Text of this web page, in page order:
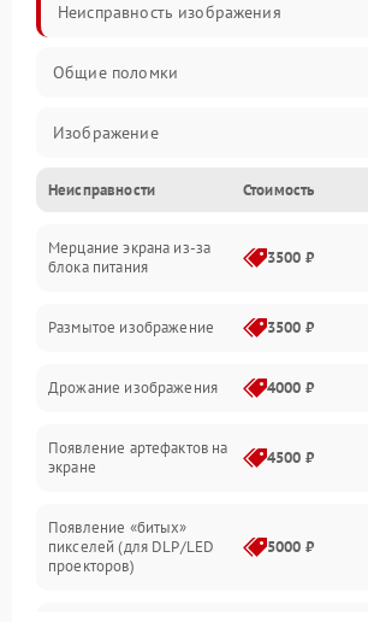
Неисправность изображения
Общие поломки
Изображение
Лампа подсветки
Неисправность управления и
Неисправности Стоимость
Мерцание экрана из-за
блока питания
3500 ₽
Размытое изображение 3500 ₽
Дрожание изображения 4000 ₽
Появление артефактов на
экране
4500 ₽
Появление «битых»
пикселей (для DLP/LED
проекторов)
5000 ₽